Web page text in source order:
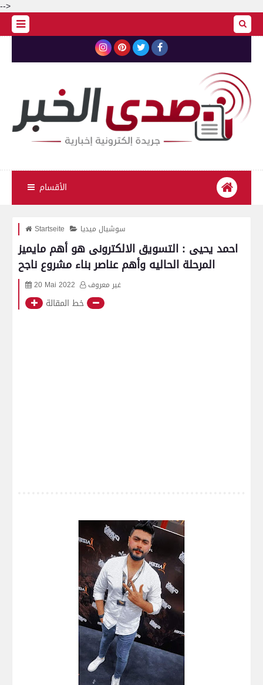
-->
الأقسام
Startseite سوشيال ميديا
احمد يحيى : التسويق الالكترونى هو أهم مايميز
المرحلة الحاليه وأهم عناصر بناء مشروع ناجح
20 Mai 2022 غير معروف
خط المقالة